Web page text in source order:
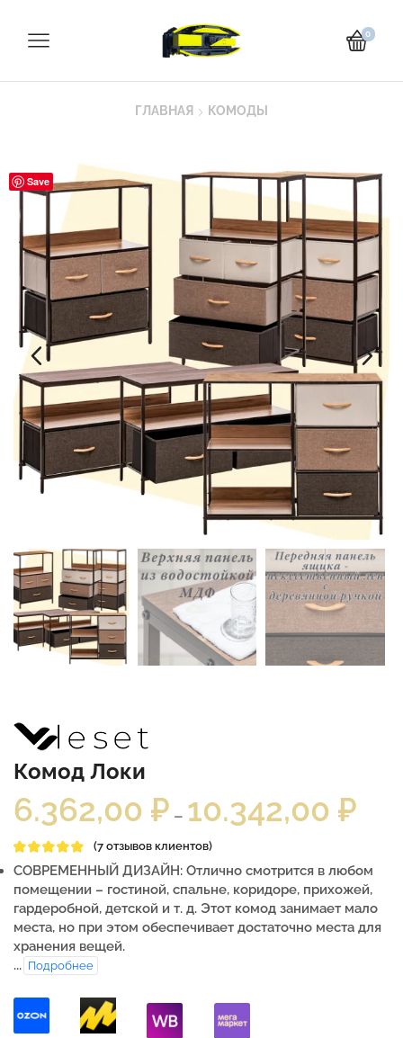
0
ГЛАВНАЯ КОМОДЫ
Save
Комод Локи
6.362,00 ₽ – 10.342,00 ₽
(7 отзывов клиентов)
СОВРЕМЕННЫЙ ДИЗАЙН: Отлично смотрится в любом
помещении – гостиной, спальне, коридоре, прихожей,
гардеробной, детской и т. д. Этот комод занимает мало
места, но при этом обеспечивает достаточно места для
хранения вещей.
... Подробнее